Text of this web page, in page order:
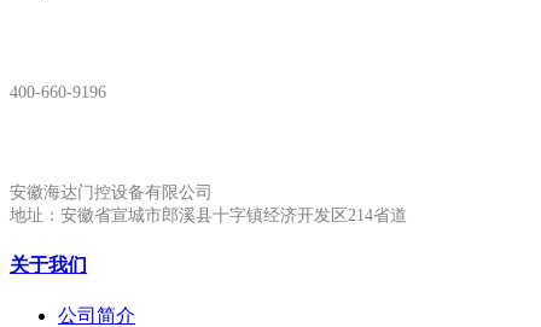
400-660-9196
安徽海达门控设备有限公司
地址：安徽省宣城市郎溪县十字镇经济开发区214省道
关于我们
公司简介